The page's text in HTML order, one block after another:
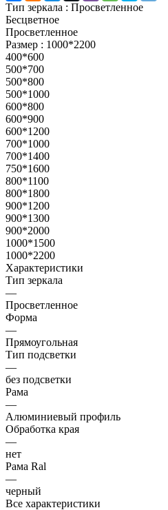
Тип зеркала : Просветленное
Бесцветное
Просветленное
Размер : 1000*2200
400*600
500*700
500*800
500*1000
600*800
600*900
600*1200
700*1000
700*1400
750*1600
800*1100
800*1800
900*1200
900*1300
900*2000
1000*1500
1000*2200
Характеристики
Тип зеркала
—
Просветленное
Форма
—
Прямоугольная
Тип подсветки
—
без подсветки
Рама
—
Алюминиевый профиль
Обработка края
—
нет
Рама Ral
—
черный
Все характеристики